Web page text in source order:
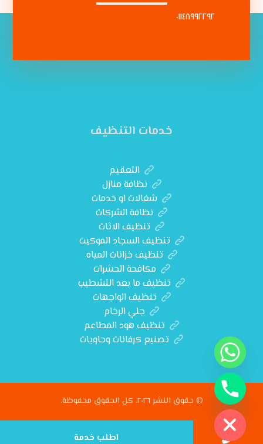
٠١١٤٨٩٩٢٢٩٢
خدمات التنظيف
التعقيم
نظافة منازل
شغالات او خدمات
نظافة الشركات
تنظيف الاثاث
تنظيف السجاد الموكيت
تنظيف خزانات المياه
مكافحة الحشرات
تنظيف ما بعد التشطيب
تنظيف الواجهات
جلي الرخام
تنظيف هود المطاعم
تصنيع كرفانات وحاويات
© حقوق النشر ٢٠٢٦. كل الحقوق محفوظة.
اطلب خدمة
Hide